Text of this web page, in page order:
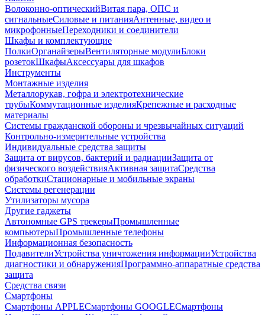
Волоконно-оптическийВитая пара, ОПС и
сигнальныеСиловые и питанияАнтенные, видео и
микрофонныеПереходники и соединители
Шкафы и комплектующие
ПолкиОрганайзерыВентиляторные модулиБлоки
розетокШкафыАксессуары для шкафов
Инструменты
Монтажные изделия
Металлорукав, гофра и электротехнические
трубыКоммутационные изделияКрепежные и расходные
материалы
Системы гражданской обороны и чрезвычайных ситуаций
Контрольно-измерительные устройства
Индивидуальные средства защиты
Защита от вирусов, бактерий и радиацииЗащита от
физического воздействияАктивная защитаСредства
обработкиСтационарные и мобильные экраны
Системы регенерации
Утилизаторы мусора
Другие гаджеты
Автономные GPS трекерыПромышленные
компьютерыПромышленные телефоны
Информационная безопасность
ПодавителиУстройства уничтожения информацииУстройства
диагностики и обнаруженияПрограммно-аппаратные средства
защита
Средства связи
Смартфоны
Смартфоны APPLEСмартфоны GOOGLEСмартфоны